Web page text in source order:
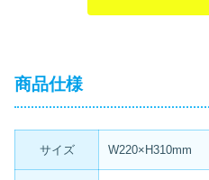
商品仕様
サイズ W220×H310mm